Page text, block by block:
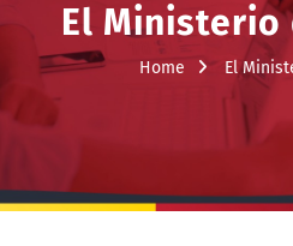
El Ministerio
Home El